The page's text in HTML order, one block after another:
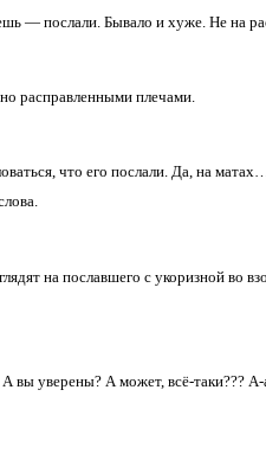
— послали. Бывало и хуже. Не на
расправленными плечами.
что его послали. Да, на
на пославшего с укоризной во
вы уверены? А может, всё-таки???